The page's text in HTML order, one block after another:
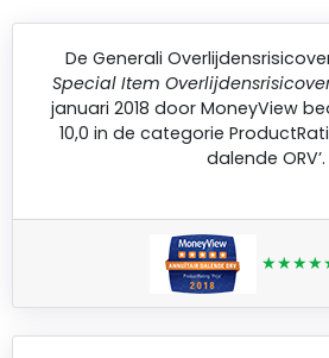
De Generali
Special Item
januari 2018 door MoneyView
10,0 in de categorie
dalende ORV’.